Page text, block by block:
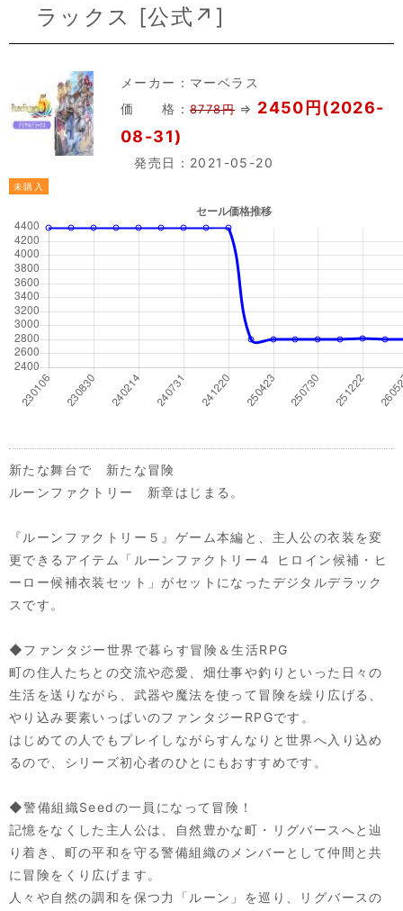
ラックス [公式↗ ]
メーカー： マーベラス
価 格： 8778円 ⇒ 2450円(2026-
08-31)
発売日：2021-05-20
未購入
新たな舞台で 新たな冒険
ルーンファクトリー 新章はじまる。
『ルーンファクトリー５』ゲーム本編と、主人公の衣装を変
更できるアイテム「ルーンファクトリー４ ヒロイン候補・ヒ
ーロー候補衣装セット」がセットになったデジタルデラック
スです。
◆ファンタジー世界で暮らす冒険＆生活RPG
町の住人たちとの交流や恋愛、畑仕事や釣りといった日々の
生活を送りながら、武器や魔法を使って冒険を繰り広げる、
やり込み要素いっぱいのファンタジーRPGです。
はじめての人でもプレイしながらすんなりと世界へ入り込め
るので、シリーズ初心者のひとにもおすすめです。
◆警備組織Seedの一員になって冒険！
記憶をなくした主人公は、自然豊かな町・リグバースへと辿
り着き、町の平和を守る警備組織のメンバーとして仲間と共
に冒険をくり広げます。
人々や自然の調和を保つ力「ルーン」を巡り、リグバースの